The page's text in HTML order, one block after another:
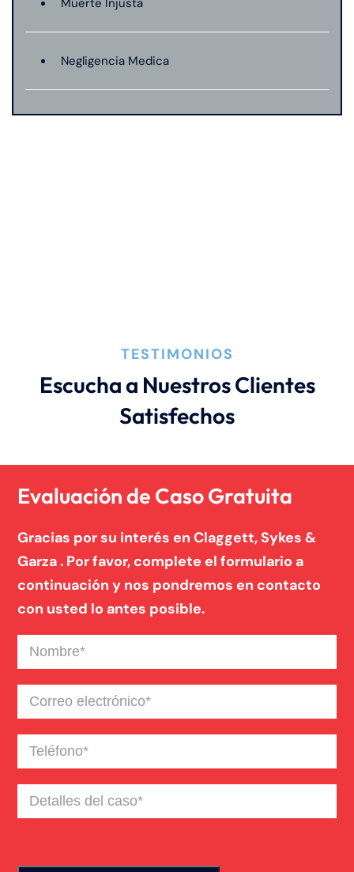
Muerte Injusta
Negligencia Medica
TESTIMONIOS
Escucha a Nuestros Clientes
Satisfechos
Evaluación de Caso Gratuita
Gracias por su interés en Claggett, Sykes &
Garza . Por favor, complete el formulario a
continuación y nos pondremos en contacto
con usted lo antes posible.
Nombre(Required)
Correo
electrónico(Required)
Teléfono(Required)
Detalles
del